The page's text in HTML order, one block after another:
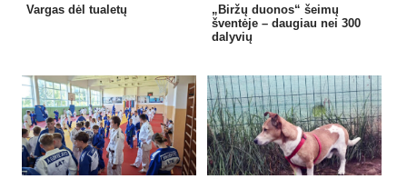
Vargas dėl tualetų
„Biržų duonos“ šeimų
šventėje – daugiau nei 300
dalyvių